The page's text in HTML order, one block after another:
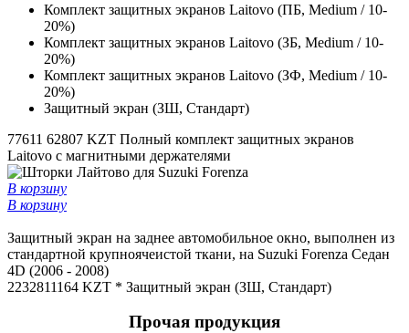
Комплект защитных экранов Laitovo (ПБ, Medium / 10-
20%)
Комплект защитных экранов Laitovo (ЗБ, Medium / 10-
20%)
Комплект защитных экранов Laitovo (ЗФ, Medium / 10-
20%)
Защитный экран (ЗШ, Стандарт)
77611 62807 KZT Полный комплект защитных экранов
Laitovo с магнитными держателями
В корзину
В корзину
Защитный экран на заднее автомобильное окно, выполнен из
стандартной крупноячеистой ткани, на Suzuki Forenza Седан
4D (2006 - 2008)
2232811164 KZT * Защитный экран (ЗШ, Стандарт)
Прочая продукция